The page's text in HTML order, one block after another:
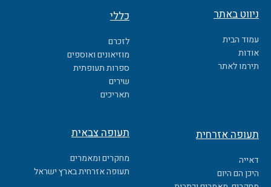
e
b
o
o
k
ניווט באתר
עמוד הבית
אודות
תירמו לאתר
כללי
לזכרם
מוזיאונים ואוספים
ספרות תעופתית
שירים
תאריכים
תעופה אזרחית
דאייה
היכן הם היום
תעופה צבאית
מחקרים ומאמרים
תעופה אזרחית בארץ ישראל